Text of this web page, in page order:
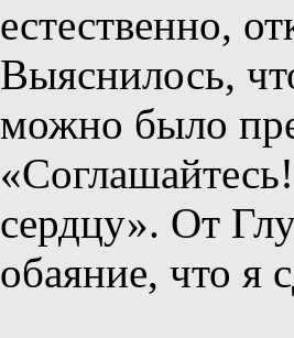
естественно,
Выяснилось,
можно было
сердцу». От
обаяние, что я